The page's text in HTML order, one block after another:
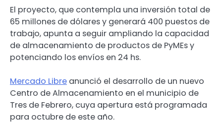
El proyecto, que contempla una inversión total de
65 millones de dólares y generará 400 puestos de
trabajo, apunta a seguir ampliando la capacidad
de almacenamiento de productos de PyMEs y
potenciando los envíos en 24 hs.
Mercado Libre anunció el desarrollo de un nuevo
Centro de Almacenamiento en el municipio de
Tres de Febrero, cuya apertura está programada
para octubre de este año.